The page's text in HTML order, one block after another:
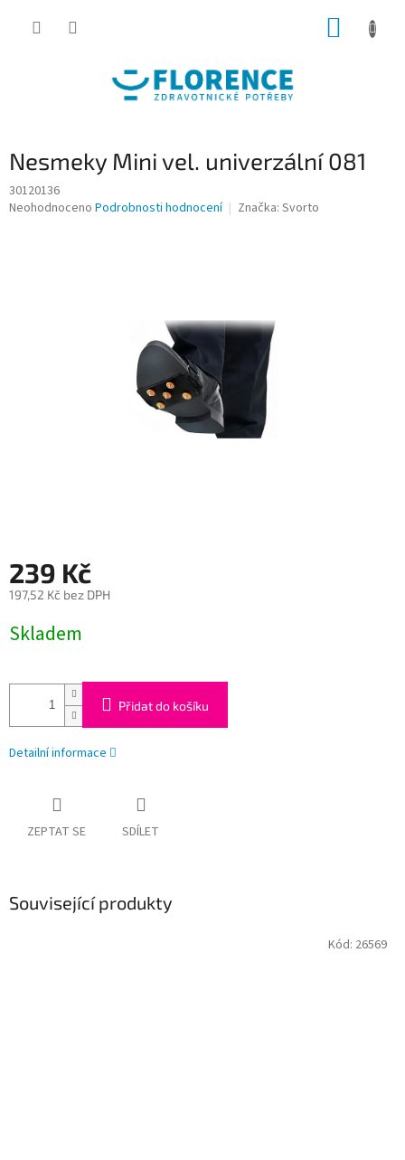
Nesmeky Mini vel. univerzální 081
30120136
Průměrné
Neohodnoceno Podrobnosti hodnocení Značka: Svorto
239 Kč
197,52 Kč bez DPH
cena:
Skladem
Přidat do košíku
Detailní informace
ZEPTAT SE SDÍLET
Související produkty
Kód: 26569